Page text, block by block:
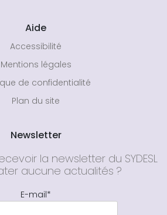
Aide
Accessibilité
Mentions légales
de confidentialité
Plan du site
Newsletter
la newsletter du SYDESL
aucune actualités ?
E-mail*